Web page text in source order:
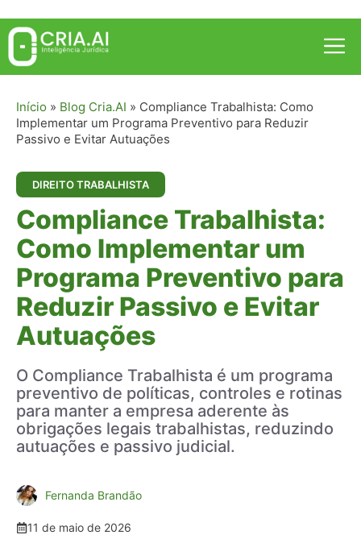
Pular
para
conteúdo
Início » Blog Cria.AI » Compliance Trabalhista: Como
Implementar um Programa Preventivo para Reduzir
Passivo e Evitar Autuações
DIREITO TRABALHISTA
Compliance Trabalhista:
Como Implementar um
Programa Preventivo para
Reduzir Passivo e Evitar
Autuações
O Compliance Trabalhista é um programa
preventivo de políticas, controles e rotinas
para manter a empresa aderente às
obrigações legais trabalhistas, reduzindo
autuações e passivo judicial.
Fernanda Brandão
11 de maio de 2026